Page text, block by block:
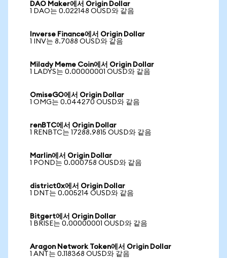
DAO Maker에서 Origin Dollar
1 DAO는 0.022148 OUSD와 같음
Inverse Finance에서 Origin Dollar
1 INV는 8.7088 OUSD와 같음
Milady Meme Coin에서 Origin Dollar
1 LADYS는 0.00000001 OUSD와 같음
OmiseGO에서 Origin Dollar
1 OMG는 0.044270 OUSD와 같음
renBTC에서 Origin Dollar
1 RENBTC는 17288.9815 OUSD와 같음
Marlin에서 Origin Dollar
1 POND는 0.000758 OUSD와 같음
district0x에서 Origin Dollar
1 DNT는 0.005214 OUSD와 같음
Bitgert에서 Origin Dollar
1 BRISE는 0.00000001 OUSD와 같음
Aragon Network Token에서 Origin Dollar
1 ANT는 0.118368 OUSD와 같음